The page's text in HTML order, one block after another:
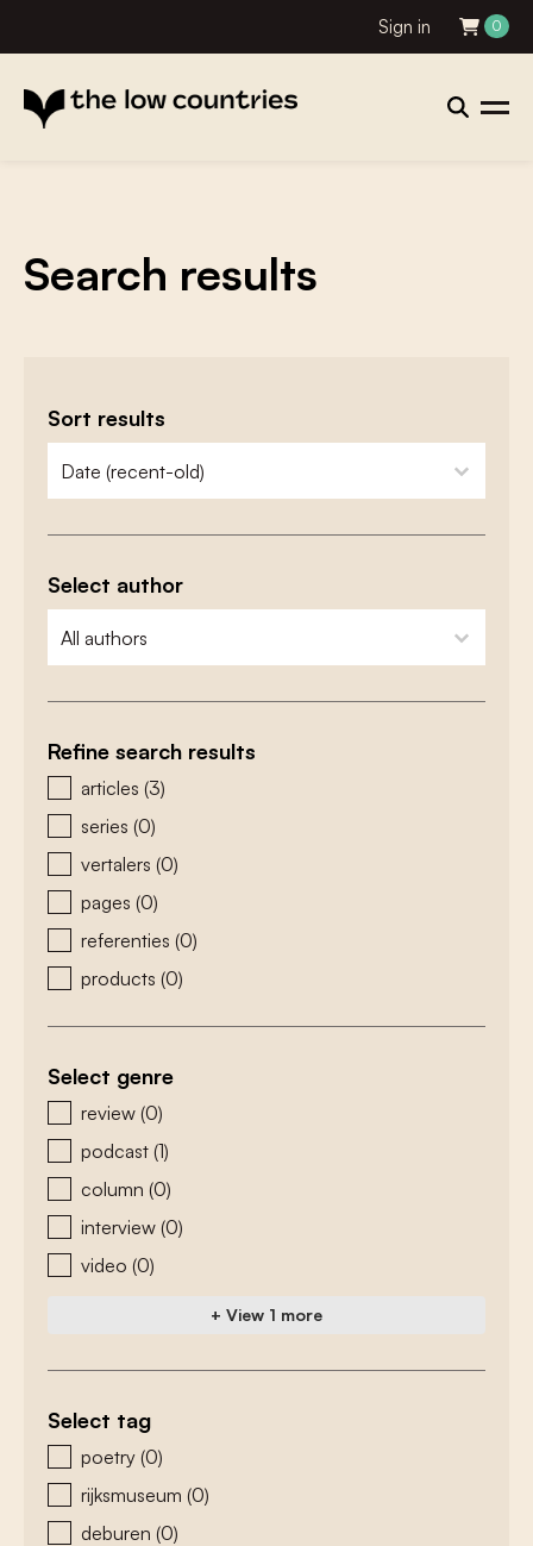
Sign in 0
Search results
Sort results
zoeken - sorteer
sort content
Select author
zoeken - auteurs
select content
Refine search results
zoeken - type
articles (3)
series (0)
vertalers (0)
pages (0)
referenties (0)
products (0)
Select genre
zoeken - genre
review (0)
podcast (1)
column (0)
interview (0)
video (0)
+ View 1 more
Select tag
zoeken - tags
poetry (0)
rijksmuseum (0)
deburen (0)